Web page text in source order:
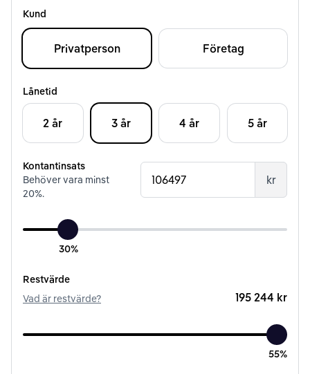
Kund
Privatperson Företag
Lånetid
2 år 3 år 4 år 5 år
Kontantinsats
Behöver vara minst
20%.
kr
30%
Restvärde
Vad är restvärde?
195 244 kr
55%